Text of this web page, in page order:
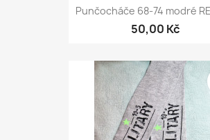
Punčocháče 68-74 modré
50,00 Kč